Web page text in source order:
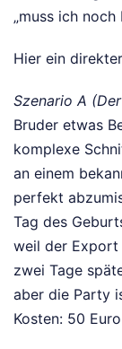
„muss ich
Hier ein
Szenario A
Bruder etwas
komplexe
an einem
perfekt
Tag des
weil der Export
zwei Tage
aber die Party
Kosten: 50